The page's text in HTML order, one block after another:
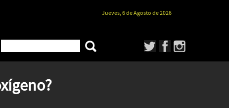
Jueves, 6 de Agosto de 2026